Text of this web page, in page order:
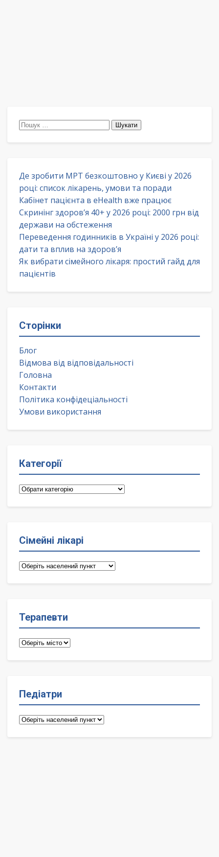
Пошук:
Де зробити МРТ безкоштовно у Києві у 2026
році: список лікарень, умови та поради
Кабінет пацієнта в eHealth вже працює
Скринінг здоров’я 40+ у 2026 році: 2000 грн від
держави на обстеження
Переведення годинників в Україні у 2026 році:
дати та вплив на здоров’я
Як вибрати сімейного лікаря: простий гайд для
пацієнтів
Сторінки
Блог
Відмова від відповідальності
Головна
Контакти
Політика конфідеціальності
Умови використання
Категорії
Категорії
Сімейні лікарі
Сімейні
Терапевти
Терапевти
Педіатри
Педіатри